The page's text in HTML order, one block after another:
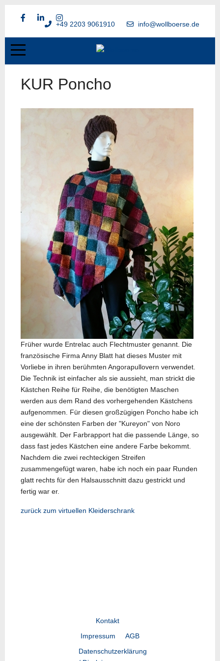
+49 2203 9061910 info@wollboerse.de
KUR Poncho
Früher wurde Entrelac auch Flechtmuster genannt. Die
französische Firma Anny Blatt hat dieses Muster mit
Vorliebe in ihren berühmten Angorapullovern verwendet.
Die Technik ist einfacher als sie aussieht, man strickt die
Kästchen Reihe für Reihe, die benötigten Maschen
werden aus dem Rand des vorhergehenden Kästchens
aufgenommen. Für diesen großzügigen Poncho habe ich
eine der schönsten Farben der "Kureyon" von Noro
ausgewählt. Der Farbrapport hat die passende Länge, so
dass fast jedes Kästchen eine andere Farbe bekommt.
Nachdem die zwei rechteckigen Streifen
zusammengefügt waren, habe ich noch ein paar Runden
glatt rechts für den Halsausschnitt dazu gestrickt und
fertig war er.
zurück zum virtuellen Kleiderschrank
Kontakt
Impressum
AGB
Datenschutzerklärung